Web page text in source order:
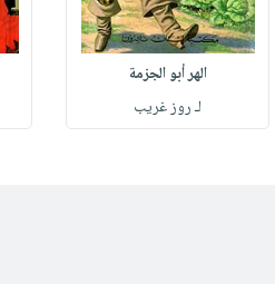
الهر أبو الجزمة
لـ روز غريب